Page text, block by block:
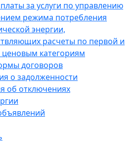
за услуги по управлению
режима потребления
энергии,
расчеты по первой и
ценовым категориям
договоров
о задолженности
об отключениях